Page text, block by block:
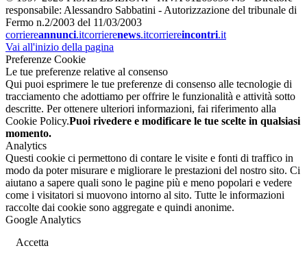
responsabile: Alessandro Sabbatini - Autorizzazione del tribunale di
Fermo n.2/2003 del 11/03/2003
corriereannunci.itcorrierenews.itcorriereincontri.it
Vai all'inizio della pagina
Preferenze Cookie
Le tue preferenze relative al consenso
Qui puoi esprimere le tue preferenze di consenso alle tecnologie di
tracciamento che adottiamo per offrire le funzionalità e attività sotto
descritte. Per ottenere ulteriori informazioni, fai riferimento alla
Cookie Policy.Puoi rivedere e modificare le tue scelte in qualsiasi
momento.
Analytics
Questi cookie ci permettono di contare le visite e fonti di traffico in
modo da poter misurare e migliorare le prestazioni del nostro sito. Ci
aiutano a sapere quali sono le pagine più e meno popolari e vedere
come i visitatori si muovono intorno al sito. Tutte le informazioni
raccolte dai cookie sono aggregate e quindi anonime.
Google Analytics
Accetta